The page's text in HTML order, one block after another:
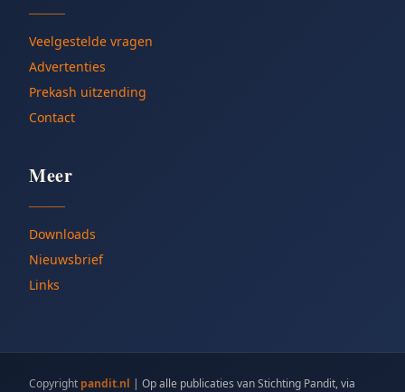
Veelgestelde vragen
Advertenties
Prekash uitzending
Contact
Meer
Downloads
Nieuwsbrief
Links
Copyright pandit.nl | Op alle publicaties van Stichting Pandit, via